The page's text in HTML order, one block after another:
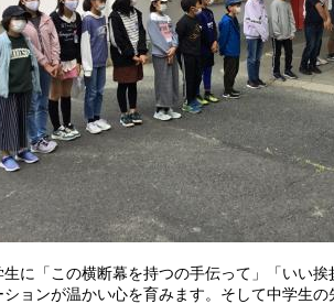
に「この横断幕を持つの手伝って」「いい
ョンが温かい心を育みます。そして中学生